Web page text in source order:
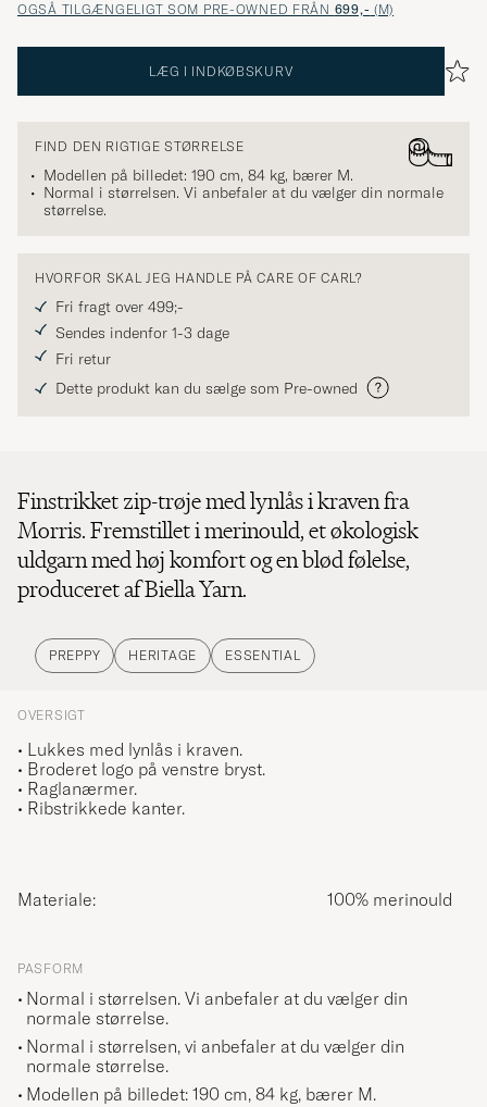
OGSÅ TILGÆNGELIGT SOM PRE-OWNED FRÅN 699,- (M)
LÆG I INDKØBSKURV
FIND DEN RIGTIGE STØRRELSE
Modellen på billedet: 190 cm, 84 kg, bærer M.
Normal i størrelsen. Vi anbefaler at du vælger din normale
størrelse.
HVORFOR SKAL JEG HANDLE PÅ CARE OF CARL?
Fri fragt over 499;-
Sendes indenfor 1-3 dage
Fri retur
Dette produkt kan du sælge som Pre-owned
Finstrikket zip-trøje med lynlås i kraven fra
Morris. Fremstillet i merinould, et økologisk
uldgarn med høj komfort og en blød følelse,
produceret af Biella Yarn.
PREPPY HERITAGE ESSENTIAL
OVERSIGT
• Lukkes med lynlås i kraven.
• Broderet logo på venstre bryst.
• Raglanærmer.
• Ribstrikkede kanter.
Materiale: 100% merinould
PASFORM
Normal i størrelsen. Vi anbefaler at du vælger din
normale størrelse.
Normal i størrelsen, vi anbefaler at du vælger din
normale størrelse.
Modellen på billedet: 190 cm, 84 kg, bærer M.